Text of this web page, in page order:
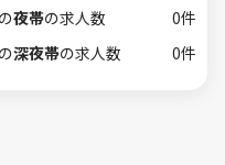
夜帯の求人数
0件
深夜帯の求人数 0件